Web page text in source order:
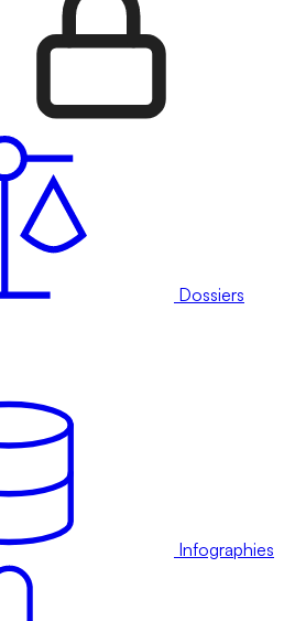
Dossiers
Infographies